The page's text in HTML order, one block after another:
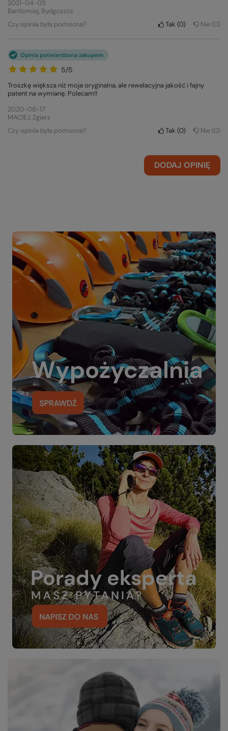
2021-04-05
Bartlomiej, Bydgoszcz
Czy opinia była pomocna?
Tak 0 Nie 0
5/5
Opinia potwierdzona zakupem
Troszkę większa niż moja oryginalna, ale rewelacyjna jakość i fajny
patent na wymianę. Polecam!!
2020-08-17
MACIEJ, Zgierz
Czy opinia była pomocna?
Tak 0 Nie 0
DODAJ OPINIĘ